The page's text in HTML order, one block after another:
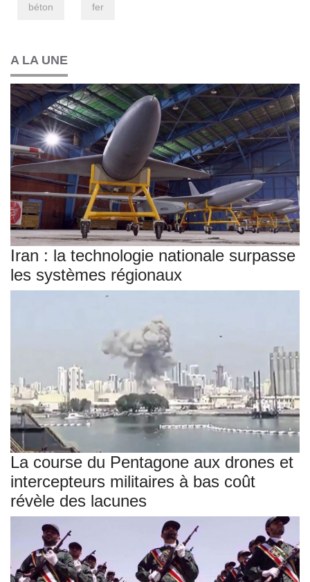
béton fer
A LA UNE
Iran : la technologie nationale surpasse
les systèmes régionaux
La course du Pentagone aux drones et
intercepteurs militaires à bas coût
révèle des lacunes